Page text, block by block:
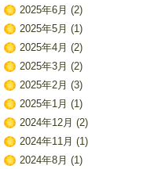
2025年6月 (2)
2025年5月 (1)
2025年4月 (2)
2025年3月 (2)
2025年2月 (3)
2025年1月 (1)
2024年12月 (2)
2024年11月 (1)
2024年8月 (1)